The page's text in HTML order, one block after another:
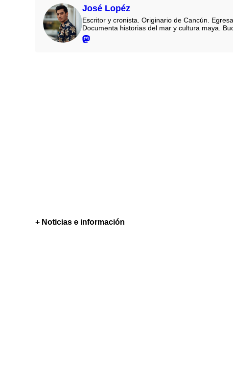
José Lopéz
Escritor y cronista. Originario de Cancún.
Documenta historias del mar y cultura maya.
+ Noticias e información